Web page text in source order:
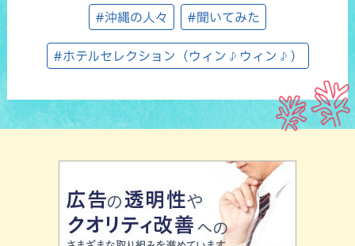
#沖縄の人々 #聞いてみた
#ホテルセレクション（ウィン♪ウィン♪）